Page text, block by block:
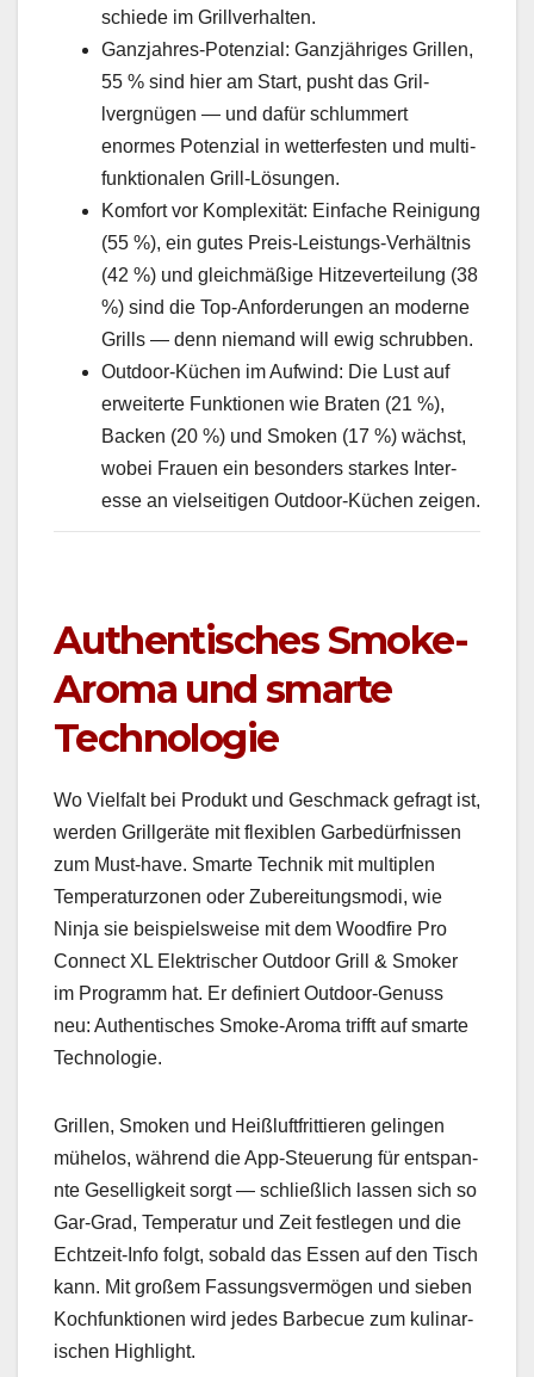
schiede im Gril­lver­hal­ten.
Ganz­jahres-Poten­zial: Ganzjähriges Grillen,
55 % sind hier am Start, pusht das Gril­
lvergnü­gen — und dafür schlum­mert
enormes Poten­zial in wet­ter­festen und mul­ti­
funk­tionalen Grill-Lösun­gen.
Kom­fort vor Kom­plex­ität: Ein­fache Reini­gung
(55 %), ein gutes Preis-Leis­tungs-Ver­hält­nis
(42 %) und gle­ich­mäßige Hitzev­erteilung (38
%) sind die Top-Anforderun­gen an mod­erne
Grills — denn nie­mand will ewig schrubben.
Out­door-Küchen im Aufwind: Die Lust auf
erweit­erte Funk­tio­nen wie Brat­en (21 %),
Back­en (20 %) und Smo­ken (17 %) wächst,
wobei Frauen ein beson­ders starkes Inter­
esse an viel­seit­i­gen Out­door-Küchen zeigen.
Authentisches Smoke-
Aroma und smarte
Technologie
Wo Vielfalt bei Pro­dukt und Geschmack gefragt ist,
wer­den Grill­geräte mit flex­i­blen Garbedürfnis­sen
zum Must-have. Smarte Tech­nik mit mul­ti­plen
Tem­per­atur­zo­nen oder Zubere­itungsmo­di, wie
Nin­ja sie beispiel­sweise mit dem Wood­fire Pro
Con­nect XL Elek­trisch­er Out­door Grill & Smok­er
im Pro­gramm hat. Er definiert Out­door-Genuss
neu: Authen­tis­ches Smoke-Aro­ma trifft auf smarte
Tech­nolo­gie.
Grillen, Smo­ken und Heißluft­frit­tieren gelin­gen
müh­e­los, während die App-Steuerung für entspan­
nte Gesel­ligkeit sorgt — schließlich lassen sich so
Gar-Grad, Tem­per­atur und Zeit fes­tle­gen und die
Echtzeit-Info fol­gt, sobald das Essen auf den Tisch
kann. Mit großem Fas­sungsver­mö­gen und sieben
Kochfunk­tio­nen wird jedes Bar­be­cue zum kuli­nar­
ischen High­light.